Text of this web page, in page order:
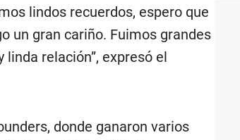
lindos recuerdos, espero que
un gran cariño. Fuimos grandes
relación”, expresó el
donde ganaron varios